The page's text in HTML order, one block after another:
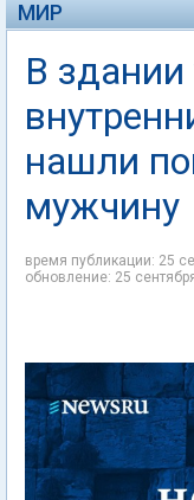
МИР
В здании
нашли
мужчину
время публикации: 25
обновление: 25